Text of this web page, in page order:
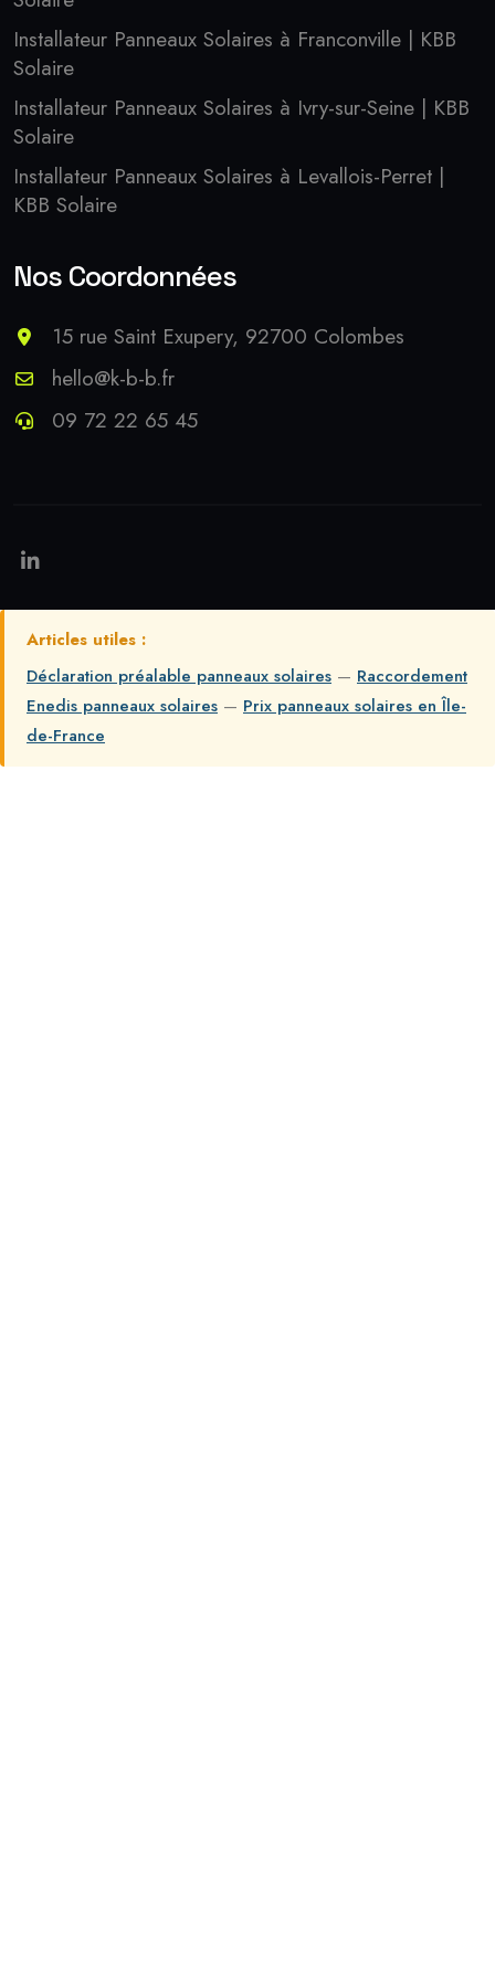
Installateur Panneaux Solaires à Franconville | KBB
Solaire
Installateur Panneaux Solaires à Ivry-sur-Seine | KBB
Solaire
Installateur Panneaux Solaires à Levallois-Perret |
KBB Solaire
Nos Coordonnées
15 rue Saint Exupery, 92700 Colombes
hello@k-b-b.fr
09 72 22 65 45
Articles utiles :
Déclaration préalable panneaux solaires — Raccordement
Enedis panneaux solaires — Prix panneaux solaires en Île-
de-France